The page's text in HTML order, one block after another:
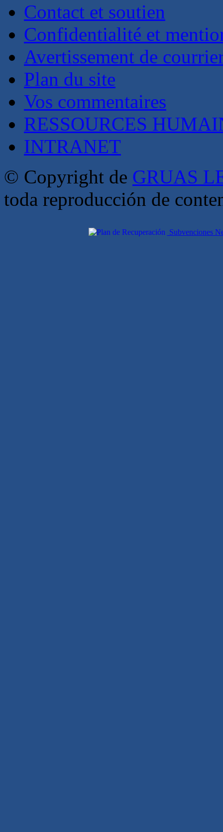
Contact et soutien
Confidentialité et
Avertissement de
Plan du site
Vos commentaires
RESSOURCES
INTRANET
© Copyright de GRUAS
toda reproducción de
Subvenciones